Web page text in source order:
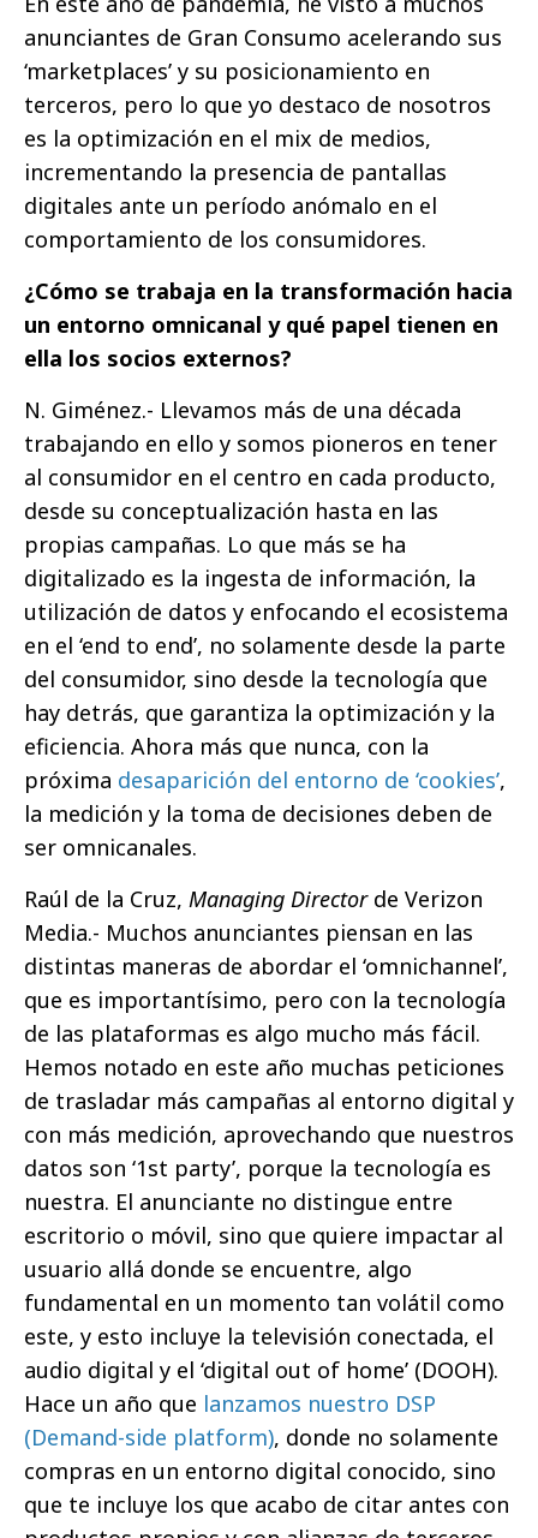
anunciantes de Gran Consumo acelerando sus
‘marketplaces’ y su posicionamiento en
terceros, pero lo que yo destaco de nosotros
es la optimización en el mix de medios,
incrementando la presencia de pantallas
digitales ante un período anómalo en el
comportamiento de los consumidores.
¿Cómo se trabaja en la transformación hacia
un entorno omnicanal y qué papel tienen en
ella los socios externos?
N. Giménez.- Llevamos más de una década
trabajando en ello y somos pioneros en tener
al consumidor en el centro en cada producto,
desde su conceptualización hasta en las
propias campañas. Lo que más se ha
digitalizado es la ingesta de información, la
utilización de datos y enfocando el ecosistema
en el ‘end to end’, no solamente desde la parte
del consumidor, sino desde la tecnología que
hay detrás, que garantiza la optimización y la
eficiencia. Ahora más que nunca, con la
próxima desaparición del entorno de ‘cookies’,
la medición y la toma de decisiones deben de
ser omnicanales.
Raúl de la Cruz, Managing Directorde Verizon
Media.- Muchos anunciantes piensan en las
distintas maneras de abordar el ‘omnichannel’,
que es importantísimo, pero con la tecnología
de las plataformas es algo mucho más fácil.
Hemos notado en este año muchas peticiones
de trasladar más campañas al entorno digital y
con más medición, aprovechando que nuestros
datos son ‘1st party’, porque la tecnología es
nuestra. El anunciante no distingue entre
escritorio o móvil, sino que quiere impactar al
usuario allá donde se encuentre, algo
fundamental en un momento tan volátil como
este, y esto incluye la televisión conectada, el
audio digital y el ‘digital out of home’ (DOOH).
Hace un año que lanzamos nuestro DSP
(Demand-side platform), donde no solamente
compras en un entorno digital conocido, sino
que te incluye los que acabo de citar antes con